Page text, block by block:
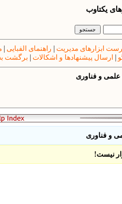
یکتاوب
ابزارهای مدیریت راهنمای الفبایی |
ارسال پیشنهادها و اشکالات برگشت به
علمی و فناوری
و فناوری
نیست!